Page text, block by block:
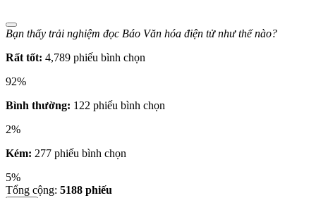
Bạn thấy trải nghiệm đọc Báo Văn hóa điện tử như thế nào?
Rất tốt: 4,789 phiếu bình chọn
92%
Bình thường: 122 phiếu bình chọn
2%
Kém: 277 phiếu bình chọn
5%
Tổng cộng: 5188 phiếu